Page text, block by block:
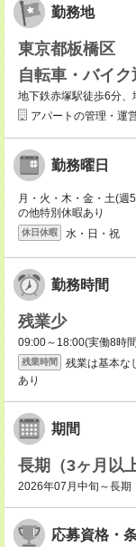
勤務地
東京都板橋区
自転車・バイ
地下鉄赤塚駅徒歩6分
アパートの管理・運
勤務曜日
月・火・木・金・土(
の他特別休暇あり
休日休暇 水・日・祝
勤務時間
残業少
09:00～18:00(実働8時
残業時間
残業は基本な
あり
期間
長期（3ヶ月以上
2026年07月中旬～長
応募資格・